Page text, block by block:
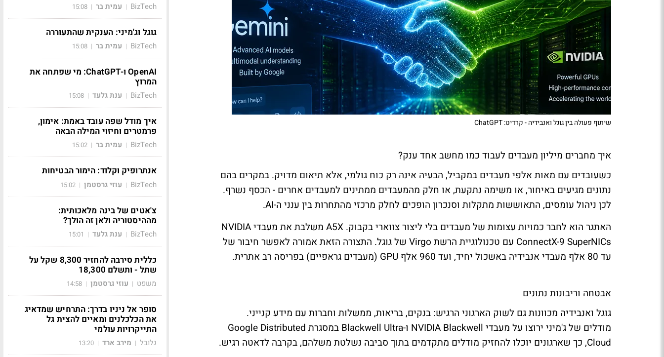
שיתוף פעולה בין גוגל ואנבידיה - קרדיט: ChatGPT
איך מחברים מיליון מעבדים לעבוד כמו מחשב אחד ענק?
כשעובדים עם מאות אלפי מעבדים במקביל, הבעיה אינה רק כוח גולמי, אלא תיאום מדויק. במקרים בהם
נתונים מגיעים באיחור, או משימה נתקעת, או חלק מהמעבדים ממתינים למעבדים אחרים - הכסף נשרף.
לכן ניהול עומסים, התאוששות מתקלות וסנכרון הופכים לחלק מרכזי מהתחרות בין ענני ה-AI
.
האתגר הוא לחבר כמויות עצומות של מעבדים בלי ליצור צווארי בקבוק. A5X משלבת את מעבדיNVIDIA
ConnectX-9 SuperNICs עם טכנולוגיית הרשת Virgo של גוגל. התצורה הזאת אמורה לאפשר חיבור של
עד 80 אלף מעבדי אנבידיה באשכול יחיד, ועד 960 אלף
GPU (מעבדים גראפיים) בפריסה רב אתרית.
אבטחה וריבונות נתונים
גוגל ואנבידיה מכוונות גם לשוק הארגוני הרגיש: בנקים, בריאות, ממשלות וחברות עם מידע קנייני.
מודלים של ג'מיני ירוצו על מעבדי NVIDIA Blackwell ו-Blackwell Ultra במסגרת Google Distributed
Cloud, כך שארגונים יוכלו להחזיק מודלים מתקדמים בתוך סביבה נשלטת משלהם, בקרבה לדאטה רגיש.
BizTech
| עמית בר |
15:08
גוגל וג'מיני: הענקית שהתעוררה
BizTech
| עמית בר |
15:08
OpenAI ו-ChatGPT: מי שפתחה את
המרוץ
BizTech
| ענת גלעד |
15:08
איך מודל שפה עובד באמת: אימון,
פרמטרים וחיזוי המילה הבאה
BizTech
| עמית בר |
15:02
אנתרופיק וקלוד: הימור הבטיחות
BizTech
| עוזי גרסטמן |
15:02
צ'אטים של בינה מלאכותית:
מההיסטוריה ולאן זה הולך?
BizTech
| ענת גלעד |
15:01
כללית סירבה להחזיר 8,300 שקל על
שתל - ותשלם 18,300
משפט | עוזי גרסטמן |
14:58
סופר אל ניניו בדרך: התרחיש שמדאיג
את הכלכלנים ומאיים להצית גל
התייקרויות עולמי
גלובל | מירב ארד |
13:20